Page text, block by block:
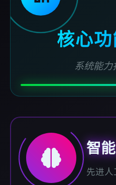
核心
系统能力
智
先进